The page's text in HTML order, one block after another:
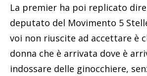
La premier ha poi replicato
deputato del Movimento 5
voi non riuscite ad accettare è
donna che è arrivata dove è
indossare delle ginocchiere,